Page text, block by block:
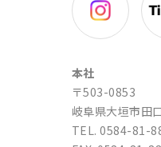
本社
〒503-0853
岐阜県大垣市田
TEL. 0584-81-